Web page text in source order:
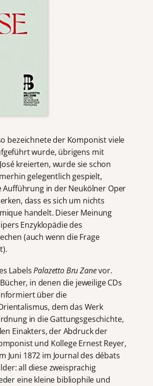
bezeichnete der Komponist viele
wurde, übrigens mit
kreierten, wurde sie schon
gelegentlich gespielt,
in der Neukölner Oper
dass es sich um nichts
handelt. Dieser Meinung
Enzyklopädie des
(auch wenn die Frage
LabelsPalazetto Bru Zanevor.
in denen die jeweilige CDs
über die
dem das Werk
in die Gattungsgeschichte,
Einakters, der Abdruck der
und Kollege Ernest Reyer,
Juni 1872 im Journal des débats
all diese zweisprachig
eine kleine bibliophile und